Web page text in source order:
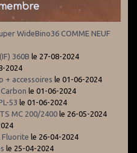
WideBino36 COMME NEUF
360B le 27-08-2024
2024
+ accessoires le 01-06-2024
le 01-06-2024
53 le 01-06-2024
MC 200/2400 le 26-05-2024
Fluorite le 26-04-2024
le 25-04-2024